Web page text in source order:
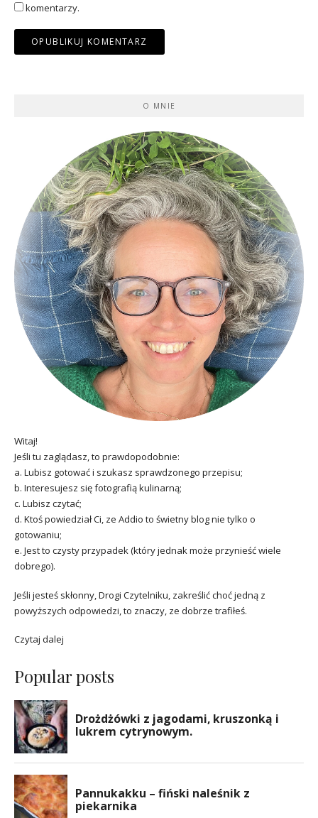
komentarzy.
O MNIE
Witaj!
Jeśli tu zaglądasz, to prawdopodobnie:
a. Lubisz gotować i szukasz sprawdzonego przepisu;
b. Interesujesz się fotografią kulinarną;
c. Lubisz czytać;
d. Ktoś powiedział Ci, ze Addio to świetny blog nie tylko o
gotowaniu;
e. Jest to czysty przypadek (który jednak może przynieść wiele
dobrego).
Jeśli jesteś skłonny, Drogi Czytelniku, zakreślić choć jedną z
powyższych odpowiedzi, to znaczy, ze dobrze trafiłeś.
Czytaj dalej
Popular posts